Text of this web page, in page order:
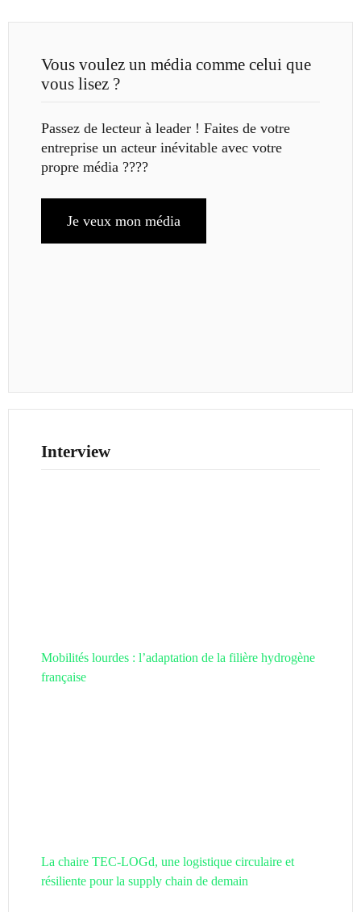
Vous voulez un média comme celui que
vous lisez ?
Passez de lecteur à leader ! Faites de votre
entreprise un acteur inévitable avec votre
propre média ????
Je veux mon média
Interview
Mobilités lourdes : l’adaptation de la filière hydrogène
française
La chaire TEC-LOGd, une logistique circulaire et
résiliente pour la supply chain de demain